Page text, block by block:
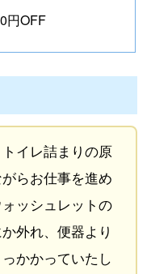
円OFF
イレ詰まりの原
らお仕事を進め
ッシュレットの
外れ、便器より
かかっていたし